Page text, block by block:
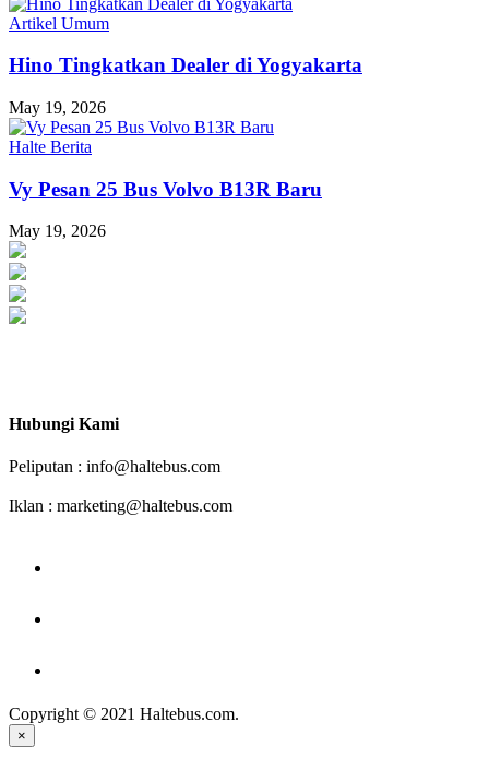
Artikel Umum
Hino Tingkatkan Dealer di Yogyakarta
May 19, 2026
Halte Berita
Vy Pesan 25 Bus Volvo B13R Baru
May 19, 2026
Hubungi Kami
Peliputan : info@haltebus.com
Iklan : marketing@haltebus.com
Copyright © 2021 Haltebus.com.
×